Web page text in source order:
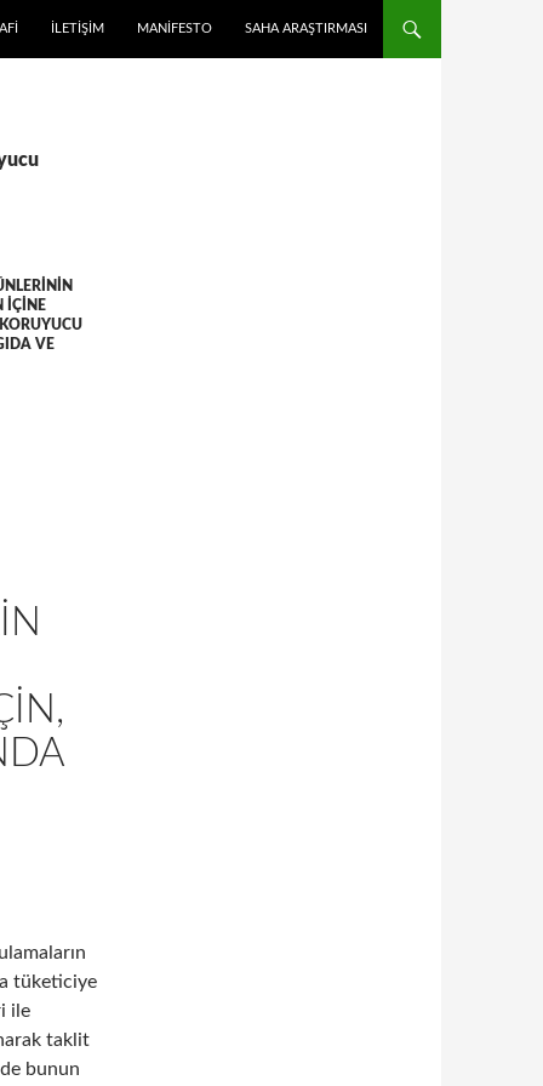
İLETIŞIM MANIFESTO SAHA ARAŞTIRMASI
IÇINE
VE
tüketiciye
ile
taklit
bunun